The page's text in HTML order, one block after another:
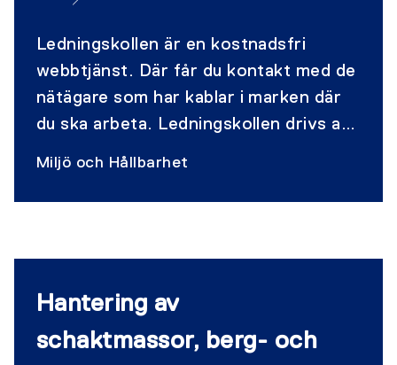
Ledningskollen är en kostnadsfri
webbtjänst. Där får du kontakt med de
nätägare som har kablar i marken där
du ska arbeta. Ledningskollen drivs av
samhällets infrastruktur.
Miljö och Hållbarhet
Hantering av
schaktmassor, berg- och